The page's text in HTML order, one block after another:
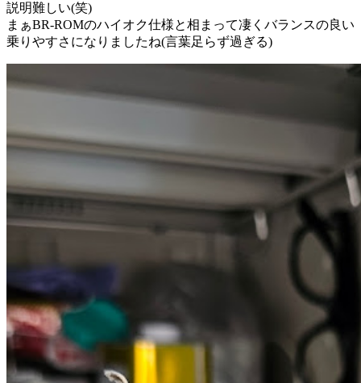
説明難しい(笑)
まぁBR-ROMのハイオク仕様と相まって凄くバランスの良い
乗りやすさになりましたね(言葉足らず過ぎる)